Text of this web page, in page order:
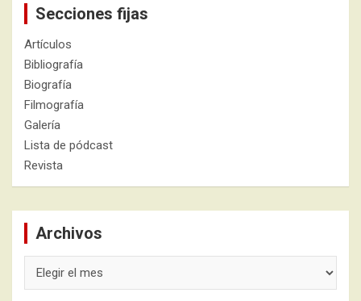
Secciones fijas
Artículos
Bibliografía
Biografía
Filmografía
Galería
Lista de pódcast
Revista
Archivos